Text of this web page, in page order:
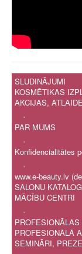
SLUDINĀJUMI
KOSMĒTIKAS
AKCIJAS,
.
PAR MUMS
.
Konfidencialitātes
.
www.e-beauty.lv
SALONU
MĀCĪBU CENTRI
.
PROFESIONĀLĀ
SEMINĀRI,